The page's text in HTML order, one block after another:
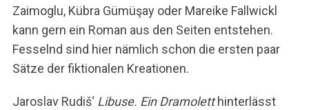
Zaimoglu, Kübra Gümüşay oder Mareike Fallwickl
kann gern ein Roman aus den Seiten entstehen.
Fesselnd sind hier nämlich schon die ersten paar
Sätze der fiktionalen Kreationen.
Jaroslav Rudiš‘ Libuse. Ein Dramoletthinterlässt